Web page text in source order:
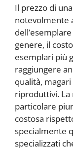
Il prezzo di
notevolmente
genere, il
esemplari più
raggiungere
qualità,
riproduttivi. La
particolare
costosa
specialmente
specializzati